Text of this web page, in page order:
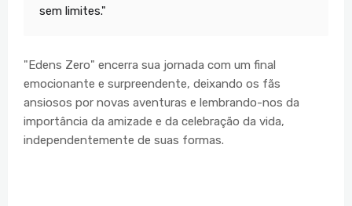
sem limites."
"Edens Zero" encerra sua jornada com um final
emocionante e surpreendente, deixando os fãs
ansiosos por novas aventuras e lembrando-nos da
importância da amizade e da celebração da vida,
independentemente de suas formas.